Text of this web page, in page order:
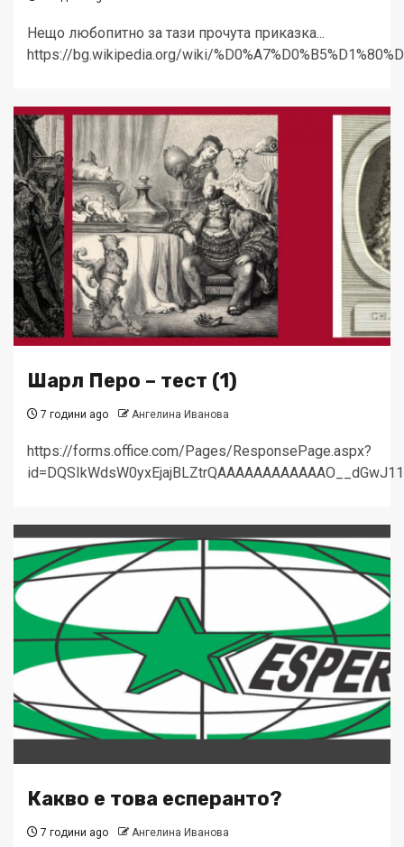
Нещо любопитно за тази прочута приказка...
https://bg.wikipedia.org/wiki/
Шарл Перо – тест (1)
7 години ago Ангелина Иванова
https://forms.office.com/Pages/ResponsePage.aspx?
Какво е това есперанто?
7 години ago Ангелина Иванова